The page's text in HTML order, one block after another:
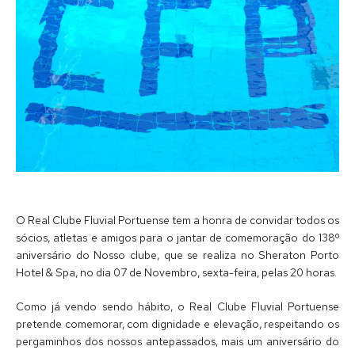
O Real Clube Fluvial Portuense tem a honra de convidar todos os
sócios, atletas e amigos para o jantar de comemoração do 138º
aniversário do Nosso clube, que se realiza no Sheraton Porto
Hotel & Spa, no dia 07 de Novembro, sexta-feira, pelas 20 horas.
Como já vendo sendo hábito, o Real Clube Fluvial Portuense
pretende comemorar, com dignidade e elevação, respeitando os
pergaminhos dos nossos antepassados, mais um aniversário do